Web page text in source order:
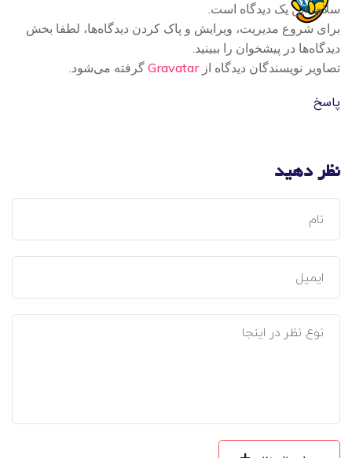
سلام، این یک دیدگاه است.
برای شروع مدیریت، ویرایش و پاک کردن دیدگاه‌ها، لطفا بخش
دیدگاه‌ها در پیشخوان را ببینید.
تصاویر نویسندگان دیدگاه ازGravatar گرفته می‌شود.
پاسخ
نظر دهید